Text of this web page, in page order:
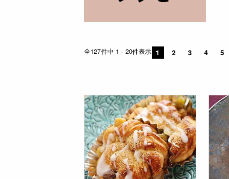
全127件中 1 - 20件表示 1 2 3 4 5